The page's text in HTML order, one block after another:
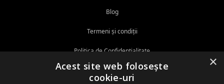
Blog
Termeni și condiții
Politica de Confidențialitate
Politica cookie
×
Acest site web folosește
cookie-uri